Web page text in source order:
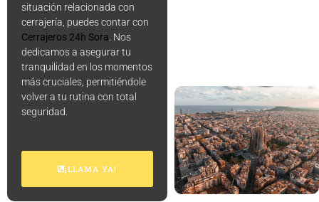
situación relacionada con
cerrajería, puedes contar con
Cerrajeros 24h Sora . Nos
dedicamos a asegurar tu
tranquilidad en los momentos
más cruciales, permitiéndole
volver a tu rutina con total
seguridad.
¡LLAMA YA!